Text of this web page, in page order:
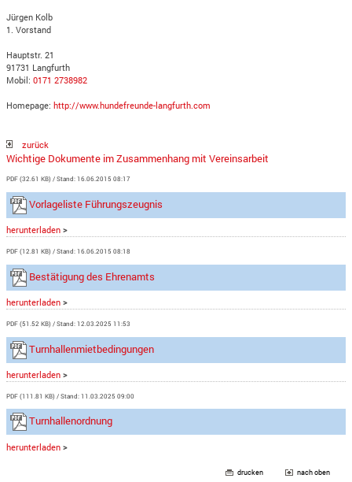
Jürgen Kolb
1. Vorstand
Hauptstr. 21
91731 Langfurth
Mobil:0171 2738982
Homepage:http://www.hundefreunde-langfurth.com
zurück
Wichtige Dokumente im Zusammenhang mit Vereinsarbeit
PDF (32.61 KB) Stand: 16.06.2015 08:17
Vorlageliste Führungszeugnis
herunterladen >
PDF (12.81 KB) Stand: 16.06.2015 08:18
Bestätigung des Ehrenamts
herunterladen >
PDF (51.52 KB) Stand: 12.03.2025 11:53
Turnhallenmietbedingungen
herunterladen >
PDF (111.81 KB) Stand: 11.03.2025 09:00
Turnhallenordnung
herunterladen >
drucken nach oben